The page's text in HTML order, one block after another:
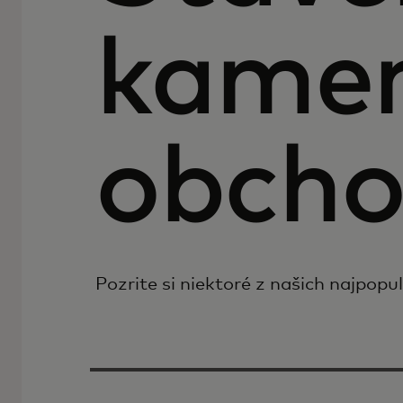
Pozrite si niektoré z našich